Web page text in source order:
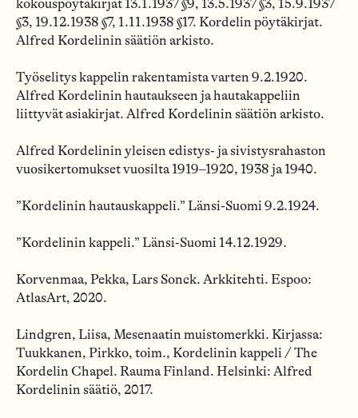
kokouspöytäkirjat 13.1.1937 §9, 13.5.1937 §3, 15.9.1937
§3, 19.12.1938 §7, 1.11.1938 §17. Kordelin pöytäkirjat.
Alfred Kordelinin säätiön arkisto.
Työselitys kappelin rakentamista varten 9.2.1920.
Alfred Kordelinin hautaukseen ja hautakappeliin
liittyvät asiakirjat. Alfred Kordelinin säätiön arkisto.
Alfred Kordelinin yleisen edistys- ja sivistysrahaston
vuosikertomukset vuosilta 1919–1920, 1938 ja 1940.
”Kordelinin hautauskappeli.” Länsi-Suomi 9.2.1924.
”Kordelinin kappeli.” Länsi-Suomi 14.12.1929.
Korvenmaa, Pekka, Lars Sonck. Arkkitehti. Espoo:
AtlasArt, 2020.
Lindgren, Liisa, Mesenaatin muistomerkki. Kirjassa:
Tuukkanen, Pirkko, toim., Kordelinin kappeli / The
Kordelin Chapel. Rauma Finland. Helsinki: Alfred
Kordelinin säätiö, 2017.